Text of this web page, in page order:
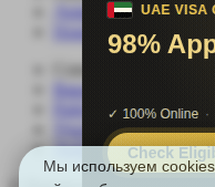
Добавить вакансию
Поиск сотрудников
Соискателю
Вакансии
Работа по
Удаленная работа
Добавить резюме
Мы используем